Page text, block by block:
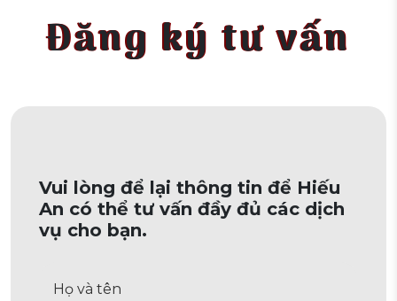
Đăng ký tư vấn
Vui lòng để lại thông tin để Hiếu
An có thể tư vấn đầy đủ các dịch
vụ cho bạn.